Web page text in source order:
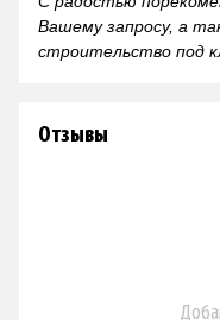
Вашему запросу, а
строительство под
Отзывы